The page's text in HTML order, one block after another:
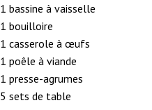
1 bassine à vaisselle
1 bouilloire
1 casserole à œufs
1 poêle à viande
1 presse-agrumes
5 sets de table